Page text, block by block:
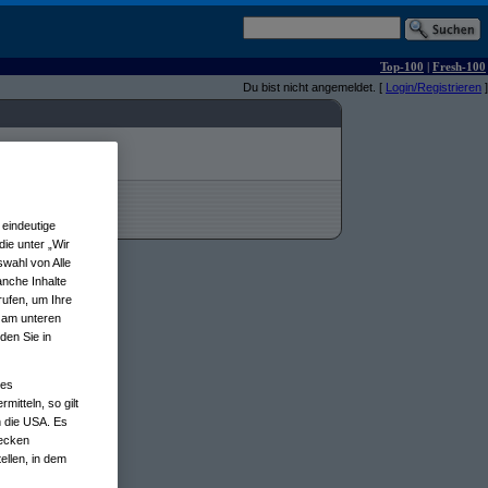
Top-100 | Fresh-100
Du bist nicht angemeldet. [ Login/Registrieren ]
unter „Wir
von Alle
Inhalte
um Ihre
unteren
Sie in
so gilt
die USA. Es
in dem